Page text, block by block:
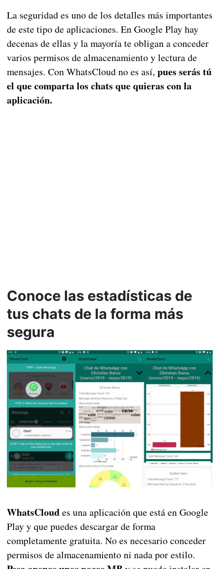
La seguridad es uno de los detalles más importantes
de este tipo de aplicaciones. En Google Play hay
decenas de ellas y la mayoría te obligan a conceder
varios permisos de almacenamiento y lectura de
mensajes. Con WhatsCloud no es así, pues serás tú
el que comparta los chats que quieras con la
aplicación.
Conoce las estadísticas de
tus chats de la forma más
segura
WhatsCloudes una aplicación que está en Google
Play y que puedes descargar de forma
completamente gratuita. No es necesario conceder
permisos de almacenamiento ni nada por estilo.